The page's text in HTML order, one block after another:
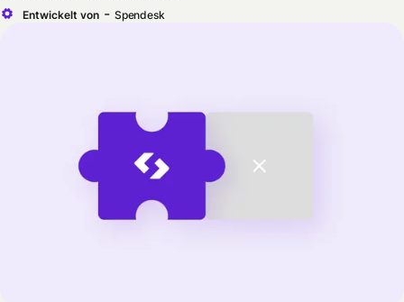
Entwickelt von - Spendesk